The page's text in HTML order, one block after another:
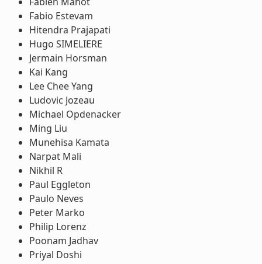
Fabio Estevam
Hitendra Prajapati
Hugo SIMELIERE
Jermain Horsman
Kai Kang
Lee Chee Yang
Ludovic Jozeau
Michael Opdenacker
Ming Liu
Munehisa Kamata
Narpat Mali
Nikhil R
Paul Eggleton
Paulo Neves
Peter Marko
Philip Lorenz
Poonam Jadhav
Priyal Doshi